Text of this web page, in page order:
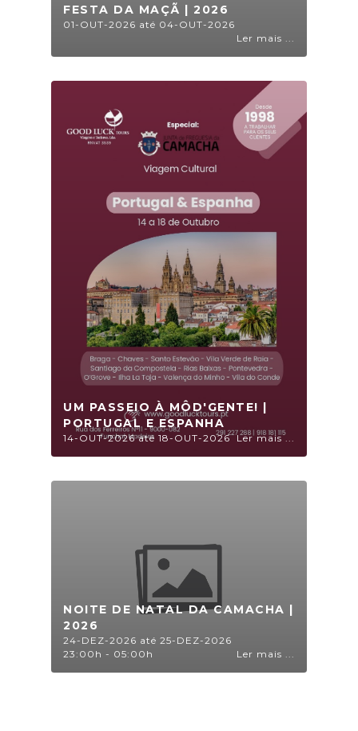
FESTA DA MAÇÃ | 2026
01-OUT-2026 até 04-OUT-2026
Ler mais ...
UM PASSEIO À MÔD'GENTE! |
PORTUGAL E ESPANHA
14-OUT-2026 até 18-OUT-2026Ler mais ...
NOITE DE NATAL DA CAMACHA |
2026
24-DEZ-2026 até 25-DEZ-2026
23:00h - 05:00h
Ler mais ...